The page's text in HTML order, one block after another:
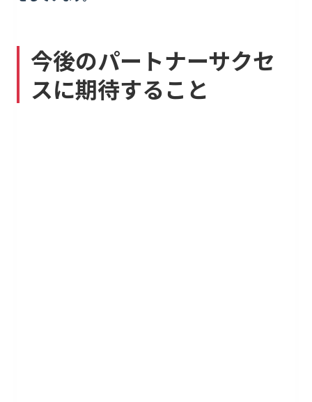
今後のパートナーサクセ
スに期待すること